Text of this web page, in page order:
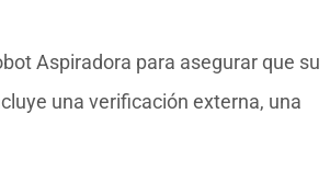
Aspiradora para asegurar que su
una verificación externa, una